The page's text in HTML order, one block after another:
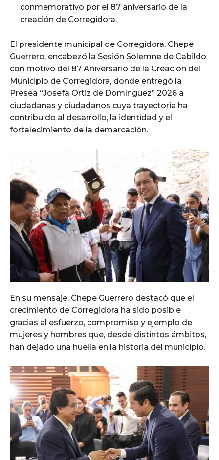
conmemorativo por el 87 aniversario de la
creación de Corregidora.
El presidente municipal de Corregidora, Chepe
Guerrero, encabezó la Sesión Solemne de Cabildo
con motivo del 87 Aniversario de la Creación del
Municipio de Corregidora, donde entregó la
Presea “Josefa Ortiz de Domínguez” 2026 a
ciudadanas y ciudadanos cuya trayectoria ha
contribuido al desarrollo, la identidad y el
fortalecimiento de la demarcación.
En su mensaje, Chepe Guerrero destacó que el
crecimiento de Corregidora ha sido posible
gracias al esfuerzo, compromiso y ejemplo de
mujeres y hombres que, desde distintos ámbitos,
han dejado una huella en la historia del municipio.